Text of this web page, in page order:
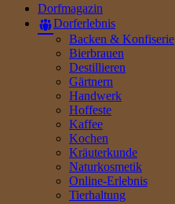
Dorfmagazin
Dorferlebnis
Backen & Konfiserie
Bierbrauen
Destillieren
Gärtnern
Handwerk
Hoffeste
Kaffee
Kochen
Kräuterkunde
Naturkosmetik
Online-Erlebnis
Tierhaltung